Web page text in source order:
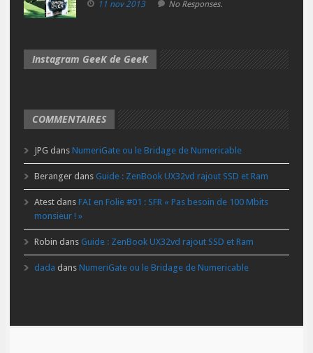
11 nov 2013 No Responses.
Instagram GeeK de GeeK
COMMENTAIRES
JPG dans NumeriGate ou le Bridage de Numericable
Beranger dans Guide : ZenBook UX32vd rajout SSD et Ram
Atest dans FAI en Folie #01 : SFR « Pas besoin de 100 Mbits
monsieur ! »
Robin dans Guide : ZenBook UX32vd rajout SSD et Ram
dada dans NumeriGate ou le Bridage de Numericable